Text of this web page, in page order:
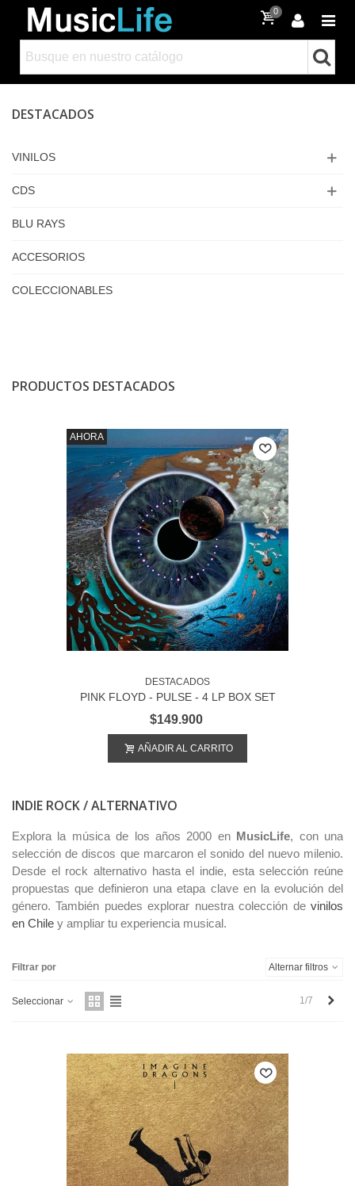
0
DESTACADOS
VINILOS
CDS
BLU RAYS
ACCESORIOS
COLECCIONABLES
PRODUCTOS DESTACADOS
AHORA
DESTACADOS
PINK FLOYD - PULSE - 4 LP BOX SET
$149.900
AÑADIR AL CARRITO
INDIE ROCK / ALTERNATIVO
Explora la música de los años 2000 en MusicLife, con una
selección de discos que marcaron el sonido del nuevo milenio.
Desde el rock alternativo hasta el indie, esta selección reúne
propuestas que definieron una etapa clave en la evolución del
género. También puedes explorar nuestra colección de vinilos
en Chile y ampliar tu experiencia musical.
Filtrar por Alternar filtros
Seleccionar 1/7